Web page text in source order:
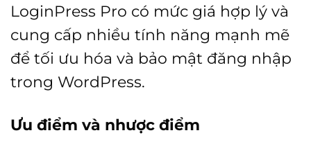
LoginPress Pro có mức giá hợp lý và
cung cấp nhiều tính năng mạnh mẽ
để tối ưu hóa và bảo mật đăng nhập
trong WordPress.
Ưu điểm và nhược điểm